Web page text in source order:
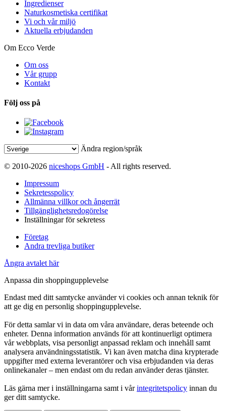
Ingredienser
Naturkosmetiska certifikat
Vi och vår miljö
Aktuella erbjudanden
Om Ecco Verde
Om oss
Vår grupp
Kontakt
Följ oss på
Ändra region/språk
© 2010-2026 niceshops GmbH - All rights reserved.
Impressum
Sekretesspolicy
Allmänna villkor och ångerrät
Tillgänglighetsredogörelse
Inställningar för sekretess
Företag
Andra trevliga butiker
Ångra avtalet här
Anpassa din shoppingupplevelse
Endast med ditt samtycke använder vi cookies och annan teknik för
att ge dig en personlig shoppingupplevelse.
För detta samlar vi in data om våra användare, deras beteende och
enheter. Denna information används för att kontinuerligt optimera
vår webbplats, visa personligt anpassad reklam och innehåll samt
analysera användningsstatistik. Vi kan även matcha dina krypterade
uppgifter med externa leverantörer och visa erbjudanden via deras
onlinekanaler – men endast om du redan använder deras tjänster.
Läs gärna mer i inställningarna samt i vårintegritetspolicy innan du
ger ditt samtycke.